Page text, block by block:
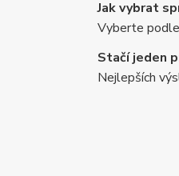
Jak vybrat
Vyberte
Stačí jeden
Nejlepších